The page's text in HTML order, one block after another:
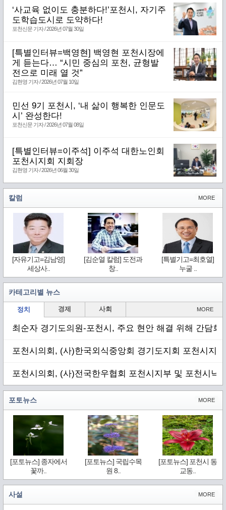
‘사교육 없이도 충분하다!’포천시, 자기주
도학습도시로 도약하다!
포천신문 기자 / 2026년 07월 30일
[특별인터뷰=백영현] 백영현 포천시장에
게 듣는다… “시민 중심의 포천, 균형발
전으로 미래 열 것”
김현영 기자 / 2026년 07월 10일
민선 9기 포천시, ‘내 삶이 행복한 인문도
시’ 완성한다!
포천신문 기자 / 2026년 07월 08일
[특별인터뷰=이주석] 이주석 대한노인회
포천시지회 지회장
김현영 기자 / 2026년 06월 30일
MORE
칼럼
[자유기고=김남영]
세상사..
[김순열 칼럼] 도전과
창..
[특별기고=최호열]
누굴 ..
카테고리별 뉴스
정치 경제 사회 MORE
최순자 경기도의원-포천시, 주요 현안 해결 위해 간담회
포천시의회, (사)한국외식중앙회 경기도지회 포천시지
포천시의회, (사)전국한우협회 포천시지부 및 포천시낙
MORE
포토뉴스
[포토뉴스] 종자에서
꽃까..
[포토뉴스] 국립수목
원 8..
[포토뉴스] 포천시 동
교동..
MORE
사설